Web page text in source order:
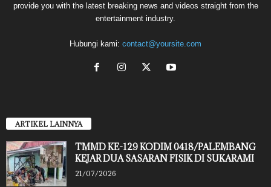
provide you with the latest breaking news and videos straight from the
entertainment industry.
Hubungi kami: contact@yoursite.com
ARTIKEL LAINNYA
TMMD KE-129 KODIM 0418/PALEMBANG
KEJAR DUA SASARAN FISIK DI SUKARAMI
21/07/2026